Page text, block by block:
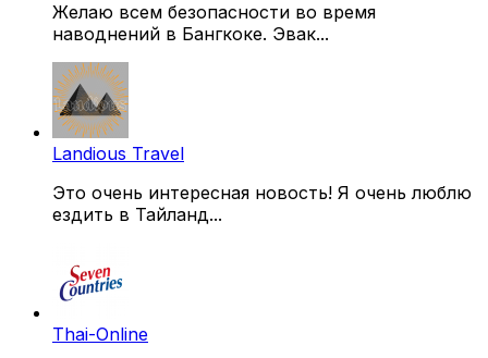
Желаю всем безопасности во время
наводнений в Бангкоке. Эвак...
Landious Travel
Это очень интересная новость! Я очень люблю
ездить в Тайланд...
Thai-Online